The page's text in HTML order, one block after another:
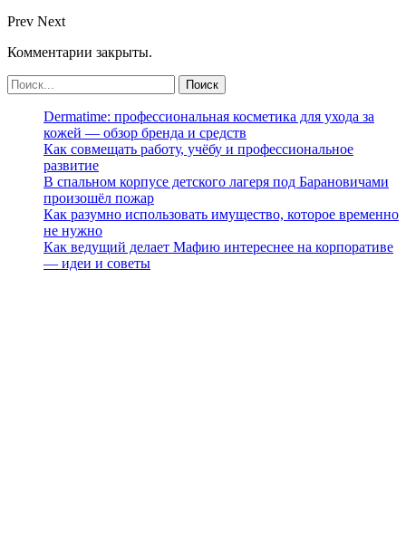
Prev Next
Комментарии закрыты.
Dermatime: профессиональная косметика для ухода за
кожей — обзор бренда и средств
Как совмещать работу, учёбу и профессиональное
развитие
В спальном корпусе детского лагеря под Барановичами
произошёл пожар
Как разумно использовать имущество, которое временно
не нужно
Как ведущий делает Мафию интереснее на корпоративе
— идеи и советы